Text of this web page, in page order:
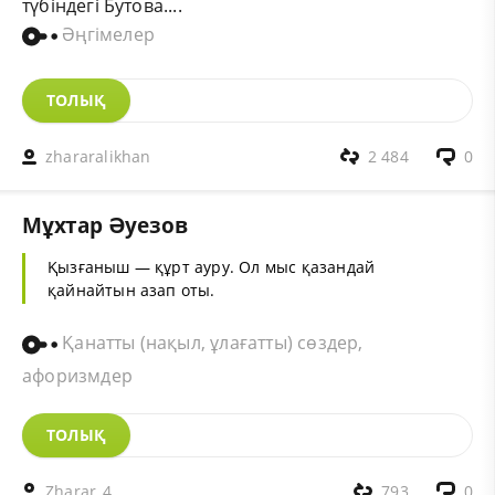
түбiндегi Бутова....
Әңгімелер
ТОЛЫҚ
zhararalikhan 0
2 484
Мұхтар Әуезов
Қызғаныш — құрт ауру. Ол мыс қазандай
қайнайтын азап оты.
Қанатты (нақыл, ұлағатты) сөздер,
афоризмдер
ТОЛЫҚ